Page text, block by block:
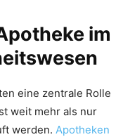
im
eine zentrale Rolle
weit mehr als nur
werden. Apotheken